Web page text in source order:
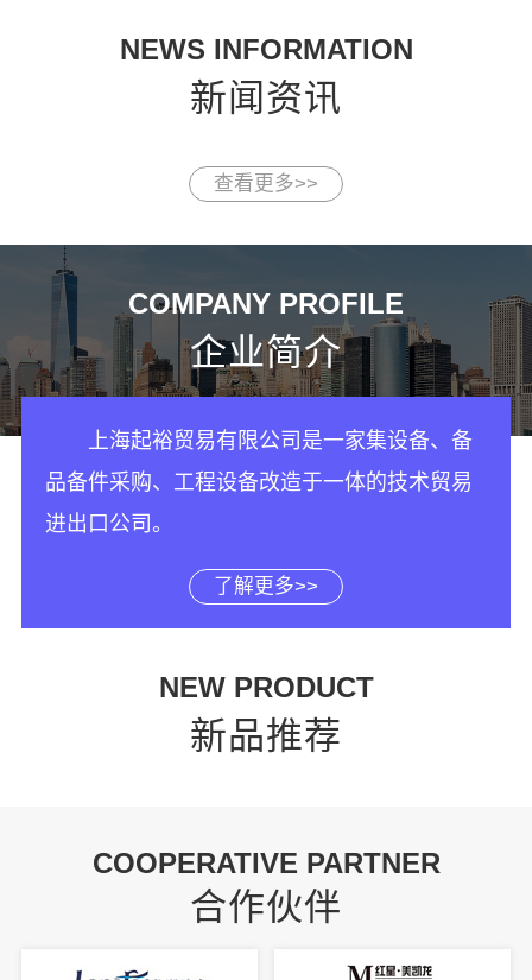
NEWS INFORMATION
新闻资讯
查看更多>>
COMPANY PROFILE
企业简介
上海起裕贸易有限公司是一家集设备、备
品备件采购、工程设备改造于一体的技术贸易
进出口公司。
了解更多>>
NEW PRODUCT
新品推荐
COOPERATIVE PARTNER
合作伙伴